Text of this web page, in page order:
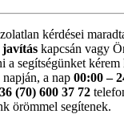
kérdései
javítás kapcsán vagy
a segítségünket
a nap 00:00 –
(70) 600 37 72
örömmel segítenek.